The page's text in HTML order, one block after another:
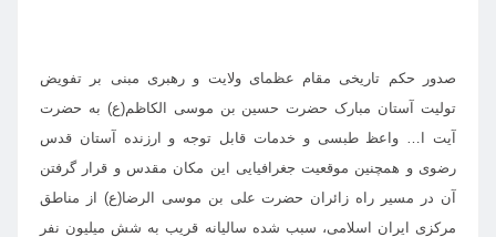
صدور حکم تاریخی مقام عظمای ولایت و رهبری مبنی بر تفویض
تولیت آستان مبارک حضرت حسین بن موسی الکاظم(ع) به حضرت
آیت ا… واعظ طبسی و خدمات قابل توجه و ارزنده آستان قدس
رضوی و همچنین موقعیت جغرافیایی این مکان مقدس و قرار گرفتن
آن در مسیر راه زائران حضرت علی بن موسی الرضا(ع) از مناطق
مرکزی ایران اسلامی، سبب شده سالیانه قریب به شش میلیون نفر